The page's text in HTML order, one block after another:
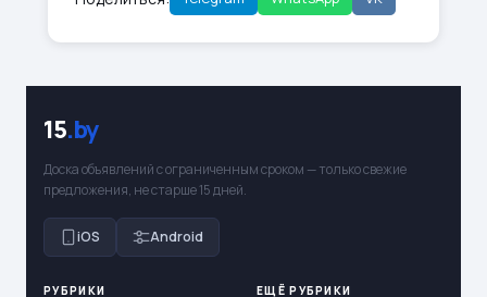
15.by
Доска объявлений с ограниченным сроком — только свежие
предложения, не старше 15 дней.
iOS Android
РУБРИКИ ЕЩЁ РУБРИКИ